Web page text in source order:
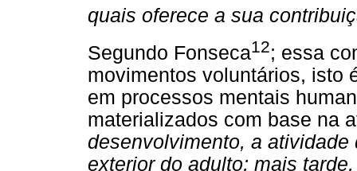
quais oferece a sua
Segundo Fonseca12; essa
movimentos voluntários, isto
em processos mentais
materializados com base na
desenvolvimento, a
exterior do adulto; mais